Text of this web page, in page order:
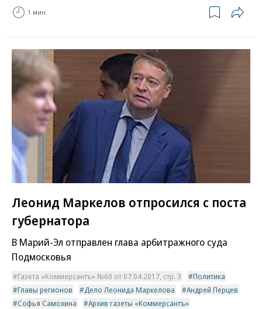
1 мин.
Леонид Маркелов отпросился с поста
губернатора
В Марий-Эл отправлен глава арбитражного суда
Подмосковья
Газета «Коммерсантъ» №60 от 07.04.2017, стр. 3
Политика
Главы регионов
Дело Леонида Маркелова
Андрей Перцев
Софья Самохина
Архив газеты «Коммерсантъ»